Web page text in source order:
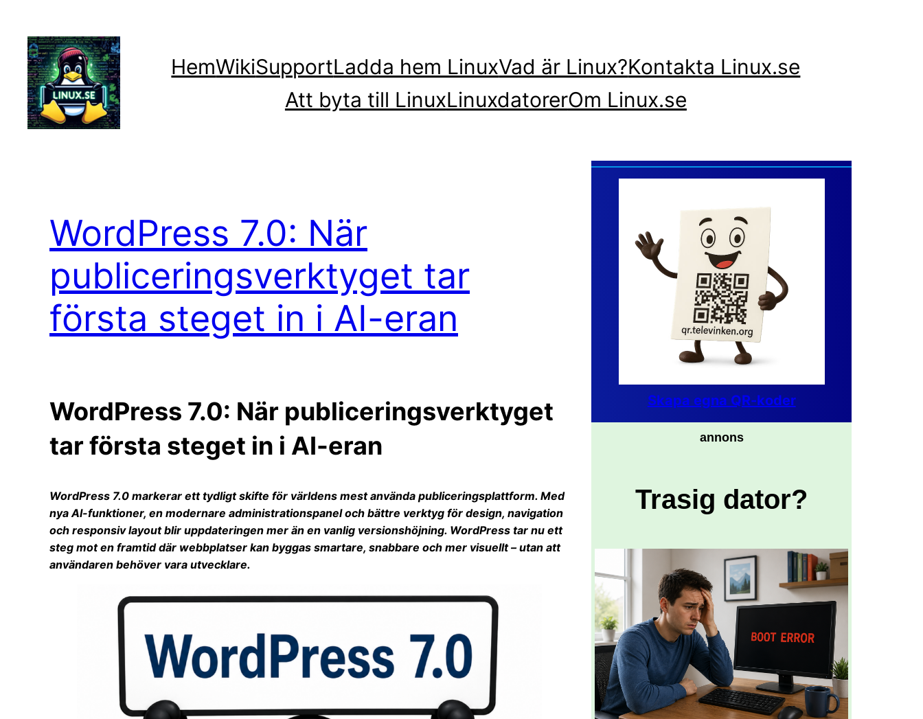
innehåll
HemWikiSupportLadda hem LinuxVad är Linux?Kontakta Linux.se
Att byta till LinuxLinuxdatorerOm Linux.se
WordPress 7.0: När
publiceringsverktyget tar
första steget in i AI-eran
WordPress 7.0: När publiceringsverktyget
tar första steget in i AI-eran
WordPress 7.0 markerar ett tydligt skifte för världens mest använda publiceringsplattform. Med
nya AI-funktioner, en modernare administrationspanel och bättre verktyg för design, navigation
och responsiv layout blir uppdateringen mer än en vanlig versionshöjning. WordPress tar nu ett
steg mot en framtid där webbplatser kan byggas smartare, snabbare och mer visuellt – utan att
användaren behöver vara utvecklare.
Skapa egna QR-koder
annons
Trasig dator?